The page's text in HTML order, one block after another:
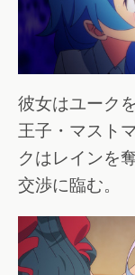
彼女はユーク
王子・マスト
クはレインを
交渉に臨む。